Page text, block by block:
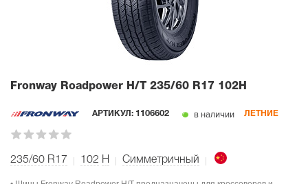
Fronway Roadpower H/T 235/60 R17 102H
АРТИКУЛ: 1106602 в наличии ЛЕТНИЕ
235/60 R17 102 H Симметричный